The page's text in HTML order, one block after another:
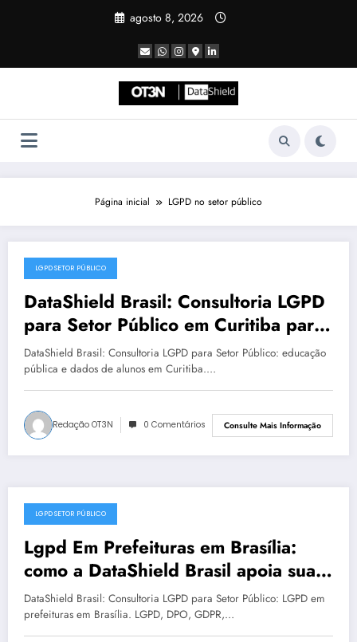
agosto 8, 2026
Página inicial LGPD no setor público
julho 19, 2025
LGPD SETOR PÚBLICO
DataShield Brasil: Consultoria LGPD
para Setor Público em Curitiba para
LGPD no setor público | Série
DataShield 127
DataShield Brasil: Consultoria LGPD para Setor Público: educação
pública e dados de alunos em Curitiba.…
Redação OT3N 0 Comentários Consulte Mais Informação
julho 17, 2025
LGPD SETOR PÚBLICO
Lgpd Em Prefeituras em Brasília:
como a DataShield Brasil apoia sua
organização | Série DataShield 121
DataShield Brasil: Consultoria LGPD para Setor Público: LGPD em
prefeituras em Brasília. LGPD, DPO, GDPR,…